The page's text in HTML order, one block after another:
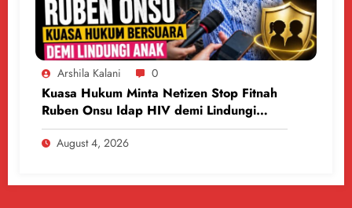
Arshila Kalani 0
Kuasa Hukum Minta Netizen Stop Fitnah
Ruben Onsu Idap HIV demi Lindungi
Anak
August 4, 2026